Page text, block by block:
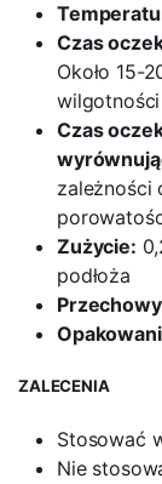
Czas
Około 15-
Czas
zależności
Zużycie:
podłoża
ZALECENIA
Stosować
Nie